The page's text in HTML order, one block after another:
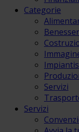
Categorie
Servizi
Servizi